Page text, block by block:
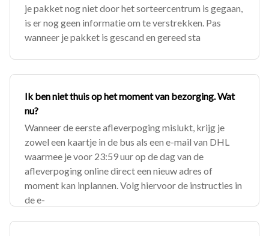
je pakket nog niet door het sorteercentrum is gegaan,
is er nog geen informatie om te verstrekken. Pas
wanneer je pakket is gescand en gereed sta
Ik ben niet thuis op het moment van bezorging. Wat
nu?
Wanneer de eerste afleverpoging mislukt, krijg je
zowel een kaartje in de bus als een e-mail van DHL
waarmee je voor 23:59 uur op de dag van de
afleverpoging online direct een nieuw adres of
moment kan inplannen. Volg hiervoor de instructies in
de e-